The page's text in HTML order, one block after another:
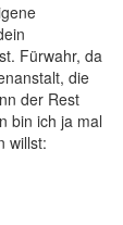
Fürwahr, da
die
der Rest
bin ich ja mal
willst: